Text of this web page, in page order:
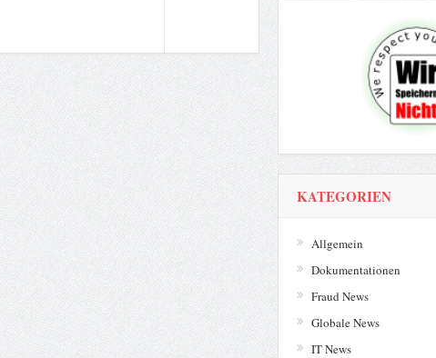
KATEGORIEN
Allgemein
Dokumentationen
Fraud News
Globale News
IT News